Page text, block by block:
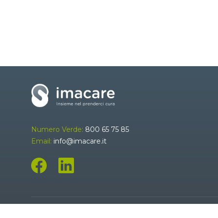
Numero Verde: 800 65 75 85
Email: info@imacare.it